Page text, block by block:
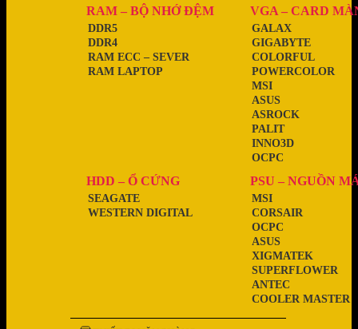
RAM – BỘ NHỚ ĐỆM
RAM LAPTOP
RAM ECC – SEVER
DDR4
DDR5
VGA – CARD
OCPC
INNO3D
PALIT
ASROCK
ASUS
MSI
POWERCOLOR
COLORFUL
GIGABYTE
GALAX
HDD – Ổ CỨNG
WESTERN DIGITAL
SEAGATE
PSU – NGUỒN
COOLER MASTER
ANTEC
SUPERFLOWER
XIGMATEK
ASUS
OCPC
CORSAIR
MSI